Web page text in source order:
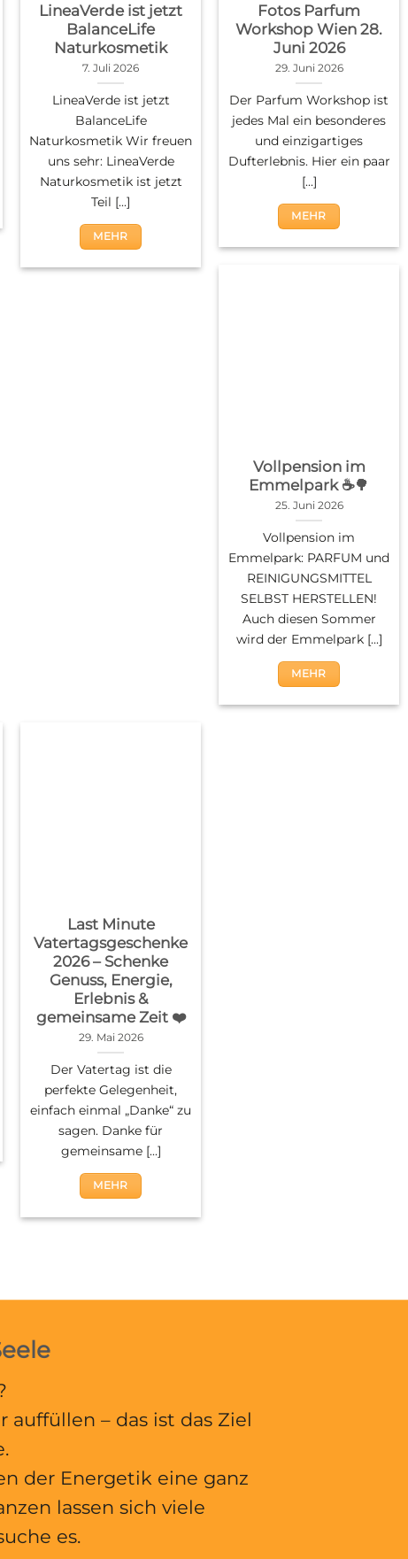
LineaVerde ist jetzt
BalanceLife
Naturkosmetik
7. Juli 2026
LineaVerde ist jetzt
BalanceLife
Naturkosmetik Wir freuen
uns sehr: LineaVerde
Naturkosmetik ist jetzt
Teil [...]
MEHR
Fotos Parfum
Workshop Wien 28.
Juni 2026
29. Juni 2026
Der Parfum Workshop ist
jedes Mal ein besonderes
und einzigartiges
Dufterlebnis. Hier ein paar
[...]
MEHR
Vollpension im
Emmelpark ☕🌳
25. Juni 2026
Vollpension im
Emmelpark: PARFUM und
REINIGUNGSMITTEL
SELBST HERSTELLEN!
Auch diesen Sommer
wird der Emmelpark [...]
MEHR
Last Minute
Vatertagsgeschenke
2026 – Schenke
Genuss, Energie,
Erlebnis &
gemeinsame Zeit ❤️
29. Mai 2026
Der Vatertag ist die
perfekte Gelegenheit,
einfach einmal „Danke“ zu
sagen. Danke für
gemeinsame [...]
MEHR
auffüllen – das ist das Ziel
der Energetik eine ganz
lassen sich viele
es.